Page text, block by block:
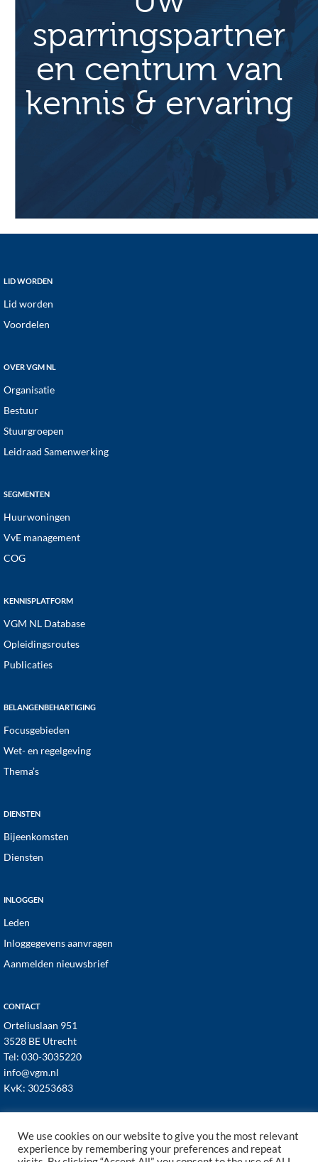
sparringspartner
en centrum van
kennis & ervaring
Footer
LID WORDEN
Lid worden
Voordelen
OVER VGM NL
Organisatie
Bestuur
Stuurgroepen
Leidraad Samenwerking
SEGMENTEN
Huurwoningen
VvE management
COG
KENNISPLATFORM
VGM NL Database
Opleidingsroutes
Publicaties
BELANGENBEHARTIGING
Focusgebieden
Wet- en regelgeving
Thema’s
DIENSTEN
Bijeenkomsten
Diensten
INLOGGEN
Leden
Inloggegevens aanvragen
Aanmelden nieuwsbrief
CONTACT
Orteliuslaan 951
3528 BE Utrecht
Tel: 030-3035220
info@vgm.nl
KvK: 30253683
We use cookies on our website to give you the most relevant
experience by remembering your preferences and repeat